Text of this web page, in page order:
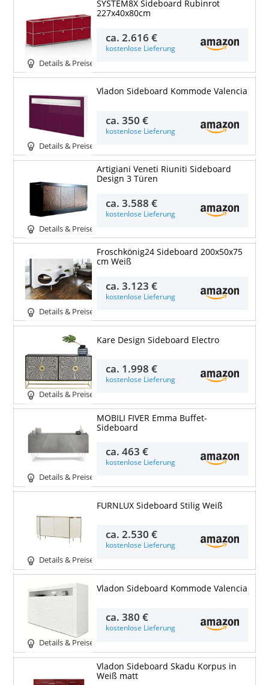
Details & Preise
SYSTEM8X Sideboard Rubinrot
227x40x80cm
ca.2.616 €
kostenlose Lieferung
Details & Preise
Vladon Sideboard Kommode Valencia
ca.350 €
kostenlose Lieferung
Details & Preise
Artigiani Veneti Riuniti Sideboard
Design 3 Türen
ca.3.588 €
kostenlose Lieferung
Details & Preise
Froschkönig24 Sideboard 200x50x75
cm Weiß
ca.3.123 €
kostenlose Lieferung
Details & Preise
Kare Design Sideboard Electro
ca. 1.998 €
kostenlose Lieferung
Details & Preise
MOBILI FIVER Emma Buffet-
Sideboard
ca.463 €
kostenlose Lieferung
Details & Preise
FURNLUX Sideboard Stilig Weiß
ca.2.530 €
kostenlose Lieferung
Details & Preise
Vladon Sideboard Kommode Valencia
ca.380 €
kostenlose Lieferung
Vladon Sideboard Skadu Korpus in
Weiß matt